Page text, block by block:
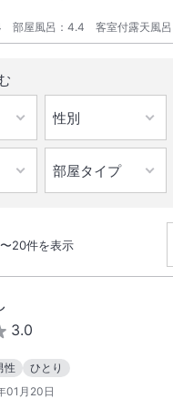
部屋風呂 ： 4.4 客室付露天風呂
〜20件を表示
3.0
性
ひとり
01月20日